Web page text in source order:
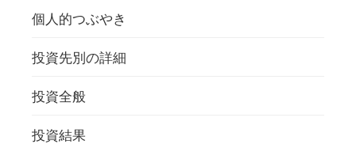
個人的つぶやき
投資先別の詳細
投資全般
投資結果